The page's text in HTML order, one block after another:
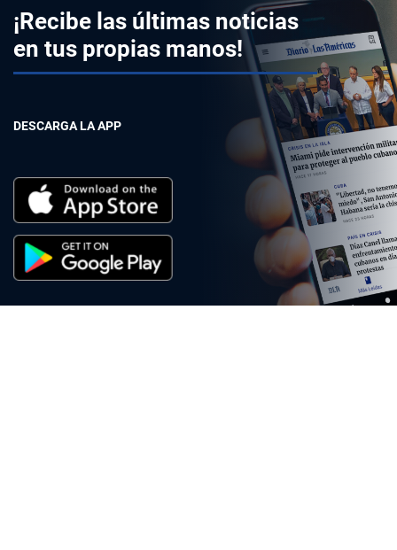
¡Recibe las últimas noticias
en tus propias manos!
DESCARGA LA APP